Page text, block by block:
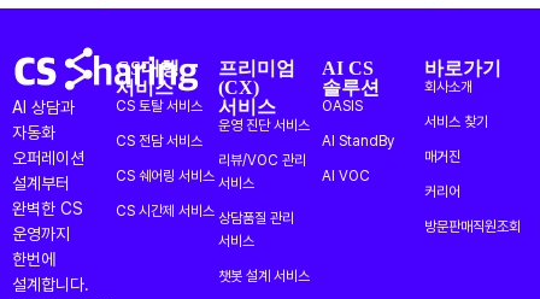
AI 상담과
자동화
오퍼레이션
설계부터
완벽한 CS
운영까지
한번에
설계합니다.
CS대행
서비스
CS 토탈 서비스
CS 전담 서비스
CS 쉐어링 서비스
CS 시간제 서비스
프리미엄
(CX)
서비스
운영 진단 서비스
리뷰/VOC 관리
서비스
상담품질 관리
서비스
챗봇 설계 서비스
AI CS
솔루션
OASIS
AI StandBy
AI VOC
바로가기
회사소개
서비스 찾기
매거진
커리어
방문판매직원조회